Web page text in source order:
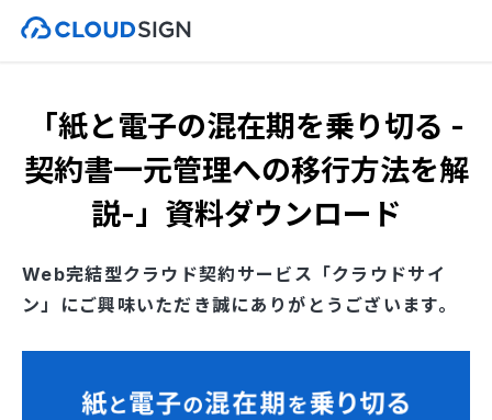
「紙と電子の混在期を乗り切る -
契約書一元管理への移行方法を解
説-」資料ダウンロード
Web完結型クラウド契約サービス「クラウドサイ
ン」にご興味いただき誠にありがとうございます。